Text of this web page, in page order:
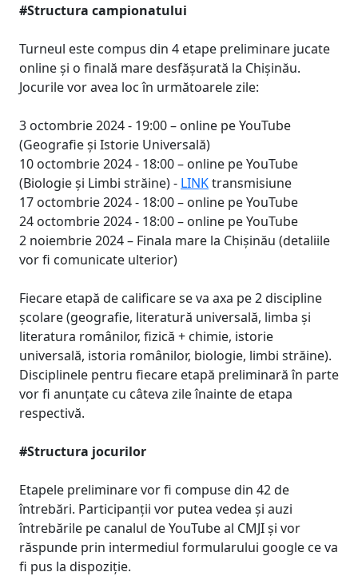
#Structura campionatului
Turneul este compus din 4 etape preliminare jucate
online și o finală mare desfășurată la Chișinău.
Jocurile vor avea loc în următoarele zile:
3 octombrie 2024 - 19:00 – online pe YouTube
(Geografie și Istorie Universală)
10 octombrie 2024 - 18:00 – online pe YouTube
(Biologie și Limbi străine) - LINKtransmisiune
17 octombrie 2024 - 18:00 – online pe YouTube
24 octombrie 2024 - 18:00 – online pe YouTube
2 noiembrie 2024 – Finala mare la Chișinău (detaliile
vor fi comunicate ulterior)
Fiecare etapă de calificare se va axa pe 2 discipline
școlare (geografie, literatură universală, limba și
literatura românilor, fizică + chimie, istorie
universală, istoria românilor, biologie, limbi străine).
Disciplinele pentru fiecare etapă preliminară în parte
vor fi anunțate cu câteva zile înainte de etapa
respectivă.
#Structura jocurilor
Etapele preliminare vor fi compuse din 42 de
întrebări. Participanții vor putea vedea și auzi
întrebările pe canalul de YouTube al CMJI și vor
răspunde prin intermediul formularului google ce va
fi pus la dispoziție.